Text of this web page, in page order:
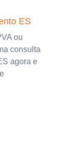
ES
ou
consulta
agora e